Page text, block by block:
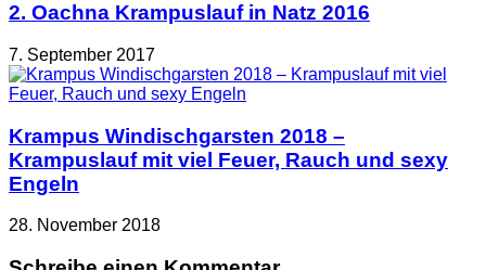
2. Oachna Krampuslauf in Natz 2016
7. September 2017
Krampus Windischgarsten 2018 –
Krampuslauf mit viel Feuer, Rauch und sexy
Engeln
28. November 2018